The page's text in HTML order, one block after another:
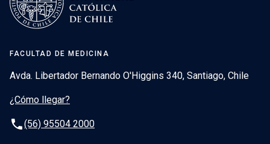
FACULTAD DE MEDICINA
Avda. Libertador Bernando O'Higgins 340, Santiago, Chile
¿Cómo llegar?
phone(56) 95504 2000